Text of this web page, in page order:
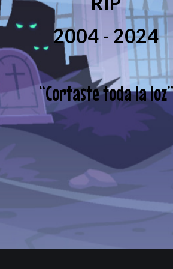
2004 - 2024
“Cortaste toda la loz”